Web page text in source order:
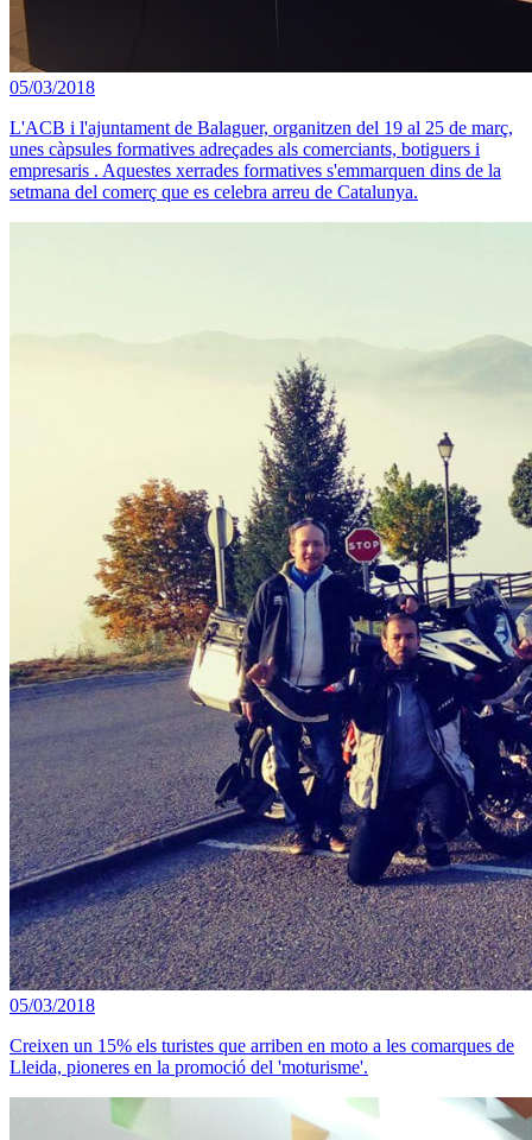
05/03/2018
L'ACB i l'ajuntament de Balaguer, organitzen del 19 al 25 de març,
unes càpsules formatives adreçades als comerciants, botiguers i
empresaris . Aquestes xerrades formatives s'emmarquen dins de la
setmana del comerç que es celebra arreu de Catalunya.
05/03/2018
Creixen un 15% els turistes que arriben en moto a les comarques de
Lleida, pioneres en la promoció del 'moturisme'.